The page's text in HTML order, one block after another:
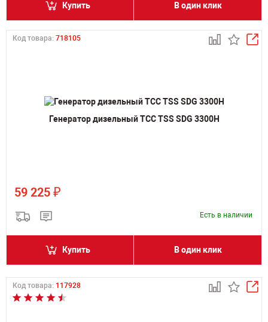
Купить В один клик
Код товара: 718105
Генератор дизельный ТСС TSS SDG 3300H
59 225 ₽
Есть в наличии
Купить В один клик
Код товара: 117928